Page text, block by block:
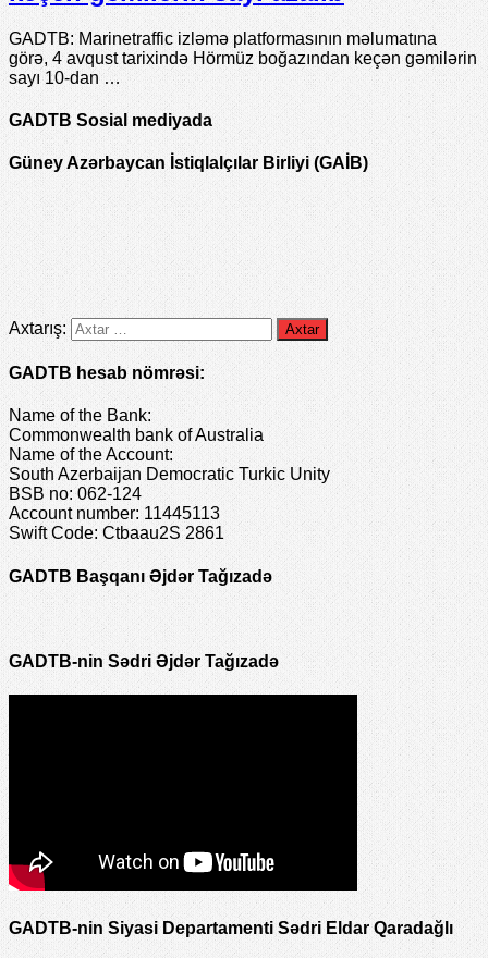
GADTB: Marinetraffic izləmə platformasının məlumatına
görə, 4 avqust tarixində Hörmüz boğazından keçən gəmilərin
sayı 10-dan …
GADTB Sosial mediyada
Güney Azərbaycan İstiqlalçılar Birliyi (GAİB)
Axtarış:
GADTB hesab nömrəsi:
Name of the Bank:
Commonwealth bank of Australia
Name of the Account:
South Azerbaijan Democratic Turkic Unity
BSB no: 062-124
Account number: 11445113
Swift Code: Ctbaau2S 2861
GADTB Başqanı Əjdər Tağızadə
GADTB-nin Sədri Əjdər Tağızadə
GADTB-nin Siyasi Departamenti Sədri Eldar Qaradağlı